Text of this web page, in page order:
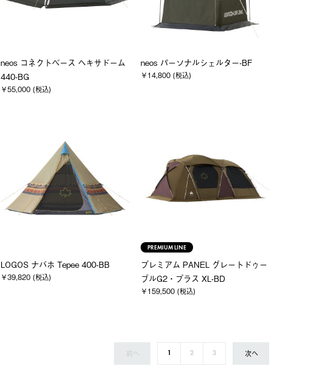
neos コネクトベース ヘキサドーム
440-BG
￥55,000 (税込)
neos パーソナルシェルター-BF
￥14,800 (税込)
LOGOS ナバホ Tepee 400-BB
￥39,820 (税込)
PREMIUM LINE
プレミアム PANEL グレートドゥー
ブルG2・プラス XL-BD
￥159,500 (税込)
前へ 1 2 3 次へ